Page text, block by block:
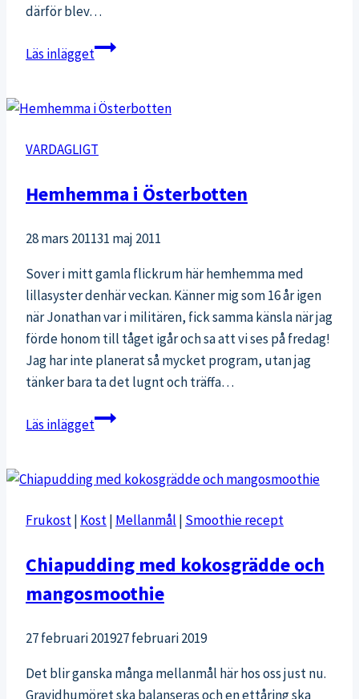
därför blev…
Läs inläggetEtt
dagen
VARDAGLIGT
Hemhemma i Österbotten
28 mars 201131 maj 2011
Sover i mitt gamla flickrum här hemhemma med
lillasyster denhär veckan. Känner mig som 16 år igen
när Jonathan var i militären, fick samma känsla när jag
förde honom till tåget igår och sa att vi ses på fredag!
Jag har inte planerat så mycket program, utan jag
tänker bara ta det lugnt och träffa…
Läs inläggetHemhemma
Frukost| Kost| Mellanmål | Smoothie recept
Chiapudding med kokosgrädde och
mangosmoothie
27 februari 201927 februari 2019
Det blir ganska många mellanmål här hos oss just nu.
Gravidhumöret ska balanseras och en ettåring ska